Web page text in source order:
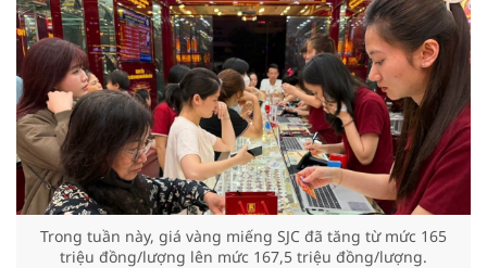
Trong tuần này, giá vàng miếng SJC đã tăng từ mức 165
triệu đồng/lượng lên mức 167,5 triệu đồng/lượng.